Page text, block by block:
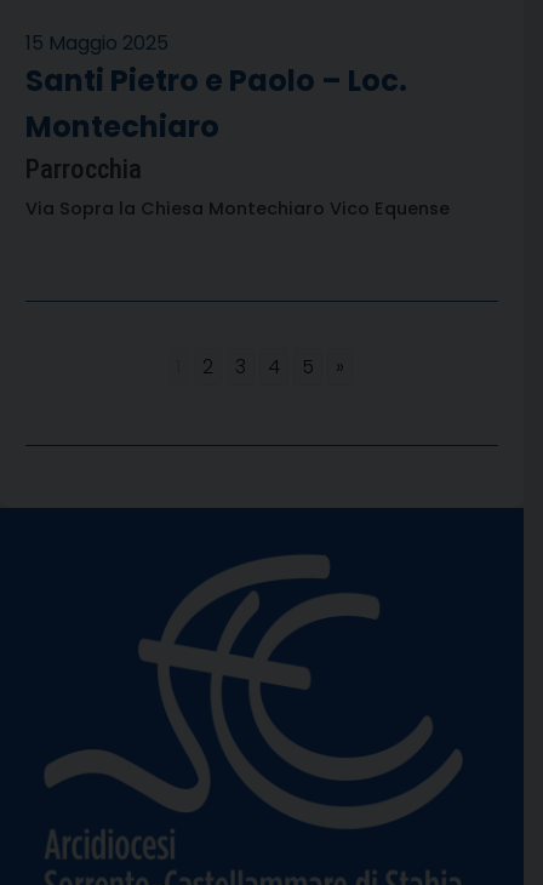
15 Maggio 2025
Santi Pietro e Paolo – Loc.
Montechiaro
Parrocchia
Via Sopra la Chiesa Montechiaro Vico Equense
2 3 4 5 »